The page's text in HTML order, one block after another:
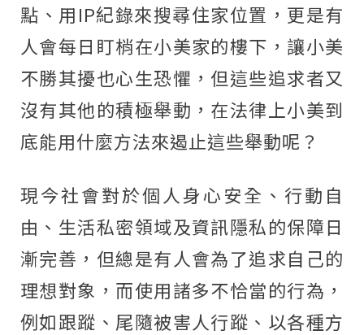
點、用IP紀錄來搜尋住家位置，更是有
人會每日盯梢在小美家的樓下，讓小美
不勝其擾也心生恐懼，但這些追求者又
沒有其他的積極舉動，在法律上小美到
底能用什麼方法來遏止這些舉動呢？
現今社會對於個人身心安全、行動自
由、生活私密領域及資訊隱私的保障日
漸完善，但總是有人會為了追求自己的
理想對象，而使用諸多不恰當的行為，
例如跟蹤、尾隨被害人行蹤、以各種方